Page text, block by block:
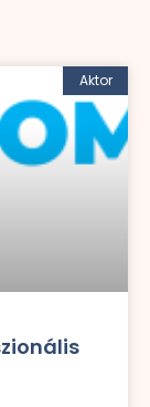
Aktor